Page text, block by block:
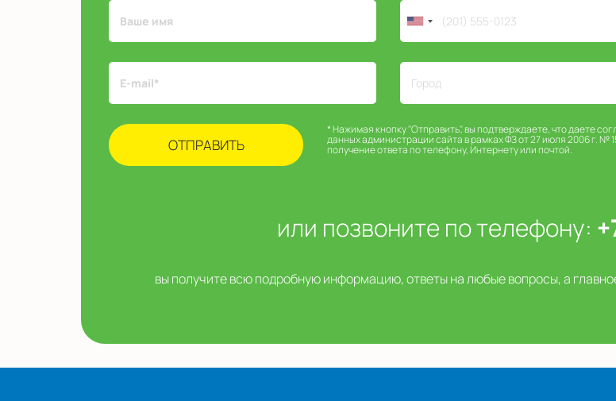
* Нажимая кнопку "Отправить", вы подтверждаете, что даете
данных администрации сайта в рамках ФЗ от 27 июля 2006 г.
получение ответа по телефону, Интернету или почтой.
или позвоните по телефону:
вы получите всю подробную информацию, ответы на любые вопросы, а